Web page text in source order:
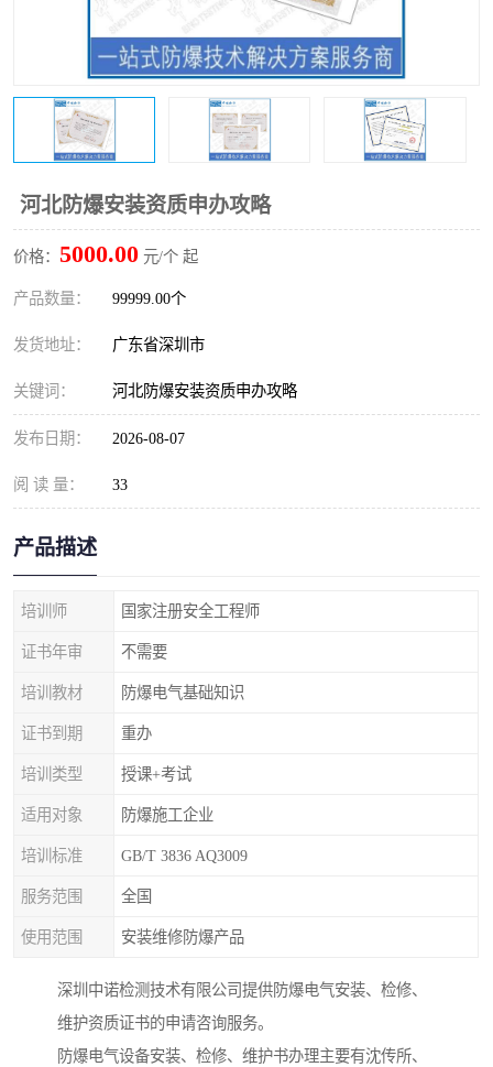
河北防爆安装资质申办攻略
价格： 5000.00 元/个 起
产品数量： 99999.00个
发货地址： 广东省深圳市
关键词： 河北防爆安装资质申办攻略
发布日期： 2026-08-07
阅 读 量： 33
产品描述
培训师 国家注册安全工程师
证书年审 不需要
培训教材 防爆电气基础知识
证书到期 重办
培训类型 授课+考试
适用对象 防爆施工企业
培训标准 GB/T 3836 AQ3009
服务范围 全国
使用范围 安装维修防爆产品
深圳中诺检测技术有限公司提供防爆电气安装、检修、
维护资质证书的申请咨询服务。
防爆电气设备安装、检修、维护书办理主要有沈传所、
防爆电气检测机构 防爆合格证代理机构